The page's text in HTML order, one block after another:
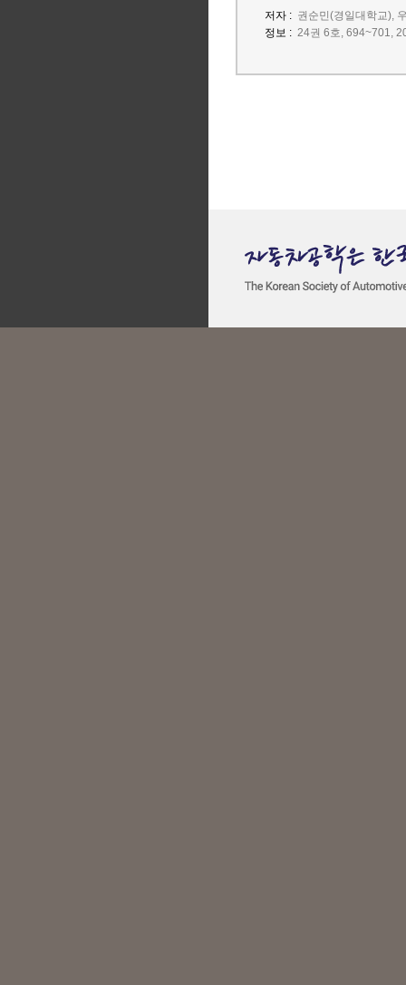
저자 : 권순민(경일대학교),
정보 : 24권 6호, 694~701,